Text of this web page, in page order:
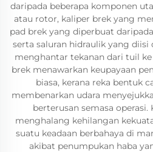
daripada beberapa komponen
atau rotor, kaliper brek yang
pad brek yang diperbuat
serta saluran hidraulik yang
menghantar tekanan dari tuil
brek menawarkan keupayaan
biasa, kerana reka bentuk
membenarkan udara
berterusan semasa operasi.
menghalang kehilangan
suatu keadaan berbahaya di
akibat penumpukan haba